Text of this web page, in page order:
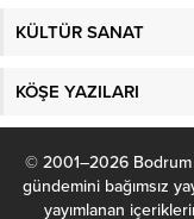
KÜLTÜR SANAT
KÖŞE YAZILARI
© 2001–2026
gündemini bağımsız
yayımlanan